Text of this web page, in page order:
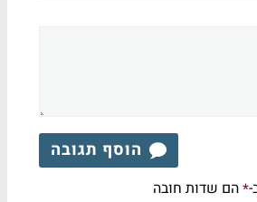
הוסף תגובה
*הם שדות חובה